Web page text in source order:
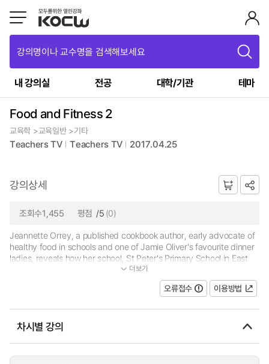
강의명이나 교수명을 검색해보세요
내 강의실 전공 대학/기관 테마
Food and Fitness 2
교육학 >교육일반 >기타
Teachers TV Teachers TV 2017.04.25
강의상세
조회수1,455 평점 /5 (0)
Jeannette Orrey, a published cookbook author, early advocate of
healthy food in schools and one of Jamie Oliver's favourite dinner
ladies, reveals how her school, St Peter's Primary School in East
Bridgford, Nottinghamshire, became a pioneer in providing healt...
더보기
오류접수 이용방법
차시별 강의